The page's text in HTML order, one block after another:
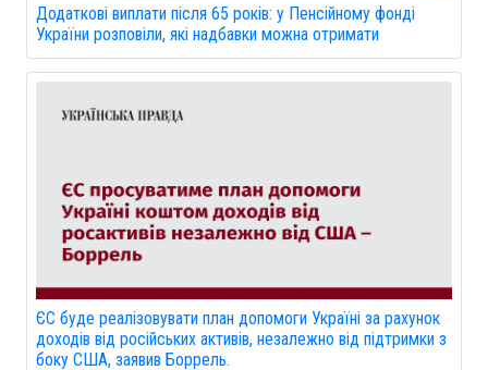
Додаткові виплати після 65 років: у Пенсійному фонді
України розповіли, які надбавки можна отримати
ЄС буде реалізовувати план допомоги Україні за рахунок
доходів від російських активів, незалежно від підтримки з
боку США, заявив Боррель.